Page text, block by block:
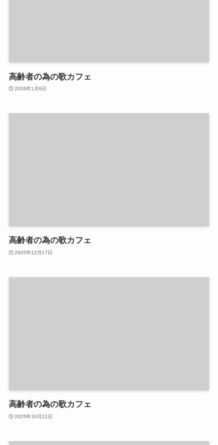
高齢者の為の歌カフェ
2026年1月6日
高齢者の為の歌カフェ
2025年12月17日
高齢者の為の歌カフェ
2025年10月21日